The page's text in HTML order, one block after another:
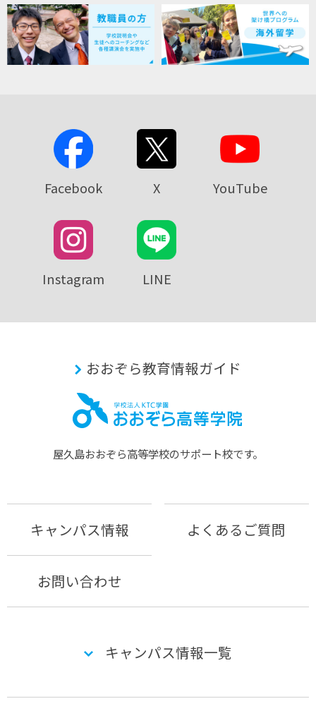
Facebook X YouTube
Instagram LINE
おおぞら教育情報ガイド
屋久島おおぞら⾼等学校のサポート校です。
キャンパス情報 よくあるご質問
お問い合わせ
キャンパス情報一覧